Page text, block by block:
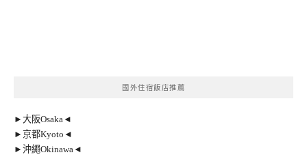
國外住宿飯店推薦
►大阪Osaka◄
►京都Kyoto◄
►沖繩Okinawa◄